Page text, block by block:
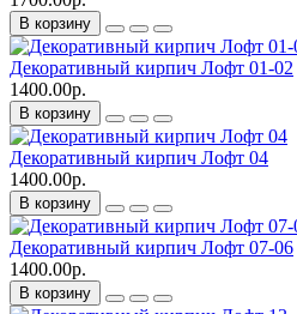
В корзину
Декоративный кирпич Лофт 01-02
1400.00р.
В корзину
Декоративный кирпич Лофт 04
1400.00р.
В корзину
Декоративный кирпич Лофт 07-06
1400.00р.
В корзину